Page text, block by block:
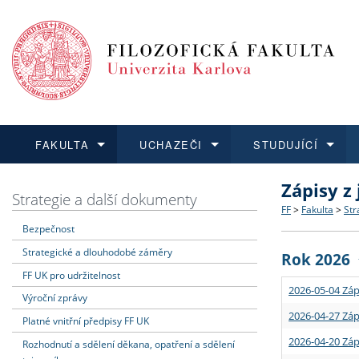
FAKULTA
Dozvědět se více
Struktura
Strategie
Podpora
UCHAZEČI
Podat přihlášku
Co
Učitelské
STUDUJÍCÍ
Dozvědět se více
Rigorózní
Dozvědět se více
O vědě a
Granty a
Dozvědět se více
Aktuální
Strategie a další dokumenty
Bezpečnost
Strategické a dlouhodobé záměry
FF UK pro udržitelnost
Výroční zprávy
Platné vnitřní předpisy FF UK
Rozhodnutí a sdělení děkana, opatření a sdělení
Zápisy
FF > Fakulta >
Rok 2026
2026-05-04
2026-04-27
2026-04-20